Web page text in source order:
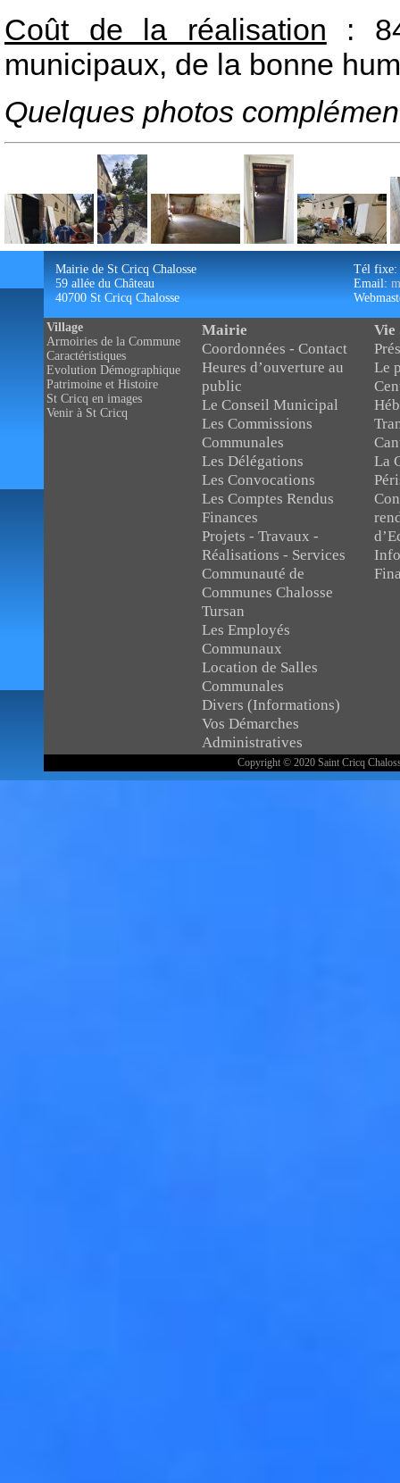
Coût de la réalisation :
municipaux, de la bonne
Quelques photos
Mairie de St Cricq Chalosse
59 allée du Château
40700 St Cricq Chalosse
Tél fixe:
Email:
Village
Armoiries de la Commune
Caractéristiques
Evolution Démographique
Patrimoine et Histoire
St Cricq en images
Venir à St Cricq
Mairie
Coordonnées - Contact
Heures d’ouverture au
public
Le Conseil Municipal
Les Commissions
Communales
Les Délégations
Les Convocations
Les Comptes Rendus
Finances
Projets - Travaux -
Réalisations - Services
Communauté de
Communes Chalosse
Tursan
Les Employés
Communaux
Location de Salles
Communales
Divers (Informations)
Vos Démarches
Administratives
Vie
Le
La
Copyright © 2020 Saint Cricq